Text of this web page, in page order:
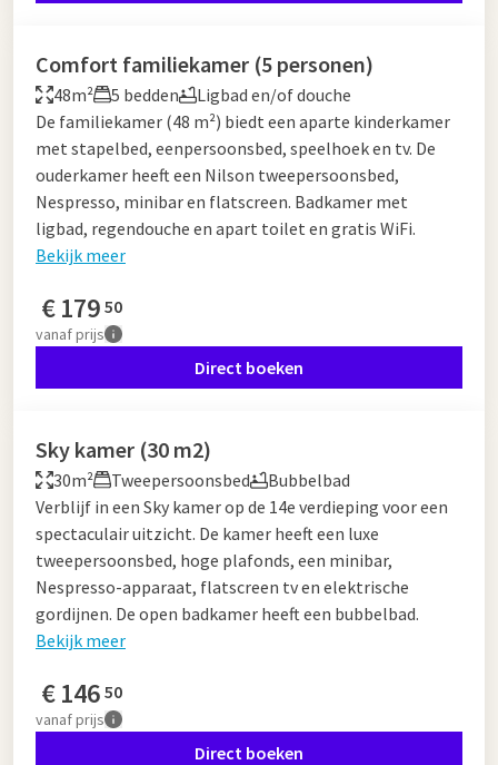
Comfort familiekamer (5 personen)
48m² 5 bedden
Ligbad en/of douche
De familiekamer (48 m²) biedt een aparte kinderkamer
met stapelbed, eenpersoonsbed, speelhoek en tv. De
ouderkamer heeft een Nilson tweepersoonsbed,
Nespresso, minibar en flatscreen. Badkamer met
ligbad, regendouche en apart toilet en gratis WiFi.
Bekijk meer
€179 50
vanafprijs
Direct boeken
Sky kamer (30 m2)
30m² Tweepersoonsbed
Bubbelbad
Verblijf in een Sky kamer op de 14e verdieping voor een
spectaculair uitzicht. De kamer heeft een luxe
tweepersoonsbed, hoge plafonds, een minibar,
Nespresso-apparaat, flatscreen tv en elektrische
gordijnen. De open badkamer heeft een bubbelbad.
Bekijk meer
€146 50
vanafprijs
Direct boeken